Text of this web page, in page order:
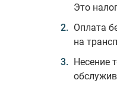
Это
Оплата
на
Несение